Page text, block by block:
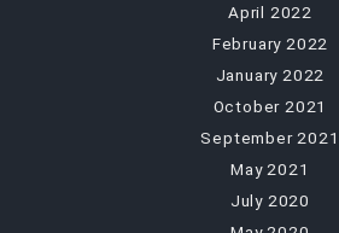
April 2022
February 2022
January 2022
October 2021
September 2021
May 2021
July 2020